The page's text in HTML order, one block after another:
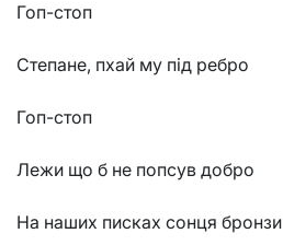
Гоп-стоп
Степане, пхай му під ребро
Гоп-стоп
Лежи що б не попсув добро
На наших писках сонця бронзи